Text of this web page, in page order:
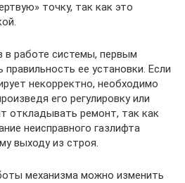
точку, так как это
в работе системы, первым
ее установки. Если
некорректно, необходимо
его регулировку или
откладывать ремонт, так как
неисправного газлифта
выходу из строя.
механизма можно изменить